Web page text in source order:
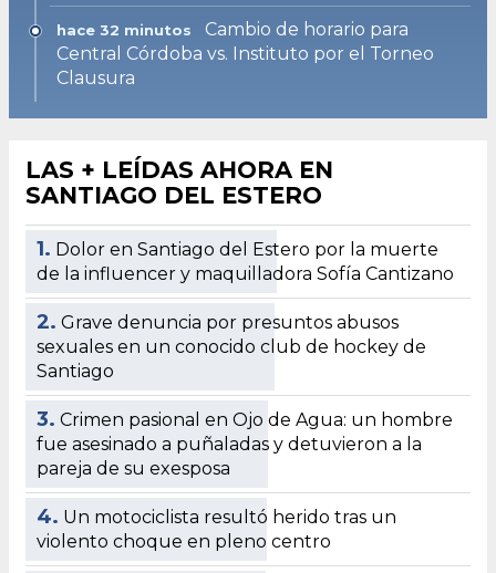
hace 32 minutos
Cambio de horario para
Central Córdoba vs. Instituto por el Torneo
Clausura
LAS + LEÍDAS AHORA EN
SANTIAGO DEL ESTERO
1. Dolor en Santiago del Estero por la muerte
de la influencer y maquilladora Sofía Cantizano
2. Grave denuncia por presuntos abusos
sexuales en un conocido club de hockey de
Santiago
3. Crimen pasional en Ojo de Agua: un hombre
fue asesinado a puñaladas y detuvieron a la
pareja de su exesposa
4. Un motociclista resultó herido tras un
violento choque en pleno centro